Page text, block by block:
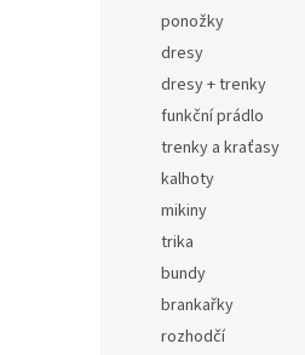
ponožky
dresy
dresy + trenky
funkční prádlo
trenky a kraťasy
kalhoty
mikiny
trika
bundy
brankařky
rozhodčí